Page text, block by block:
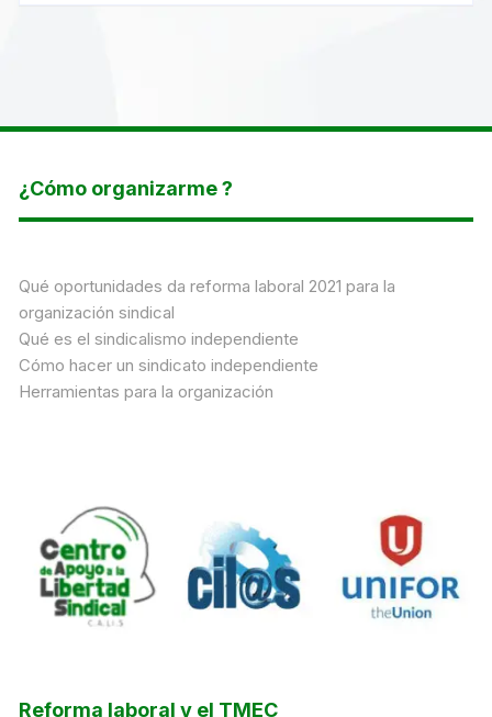
¿Cómo organizarme ?
Qué oportunidades da reforma laboral 2021 para la
organización sindical
Qué es el sindicalismo independiente
Cómo hacer un sindicato independiente
Herramientas para la organización
Reforma laboral y el TMEC